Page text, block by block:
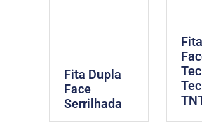
Fita Dupla
Face
Serrilhada